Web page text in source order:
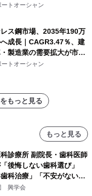
トオーシャン
ス鋼市場、2035年190万
へ成長｜CAGR3.47％、建
製造業の需要拡大が市場
トオーシャン
もっと見る
もっと見る
診療所 副院長・歯科医師
後悔しない歯科選び」
歯科治療」「不安がない治
ーマに専門監修
興学会